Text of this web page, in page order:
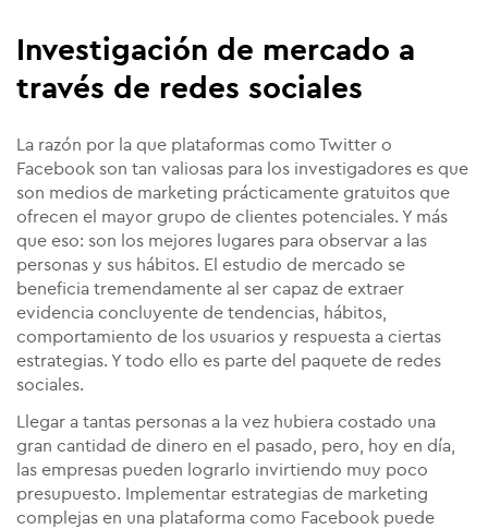
Investigación de mercado a
través de redes sociales
La razón por la que plataformas como Twitter o
Facebook son tan valiosas para los investigadores es que
son medios de marketing prácticamente gratuitos que
ofrecen el mayor grupo de clientes potenciales. Y más
que eso: son los mejores lugares para observar a las
personas y sus hábitos. El estudio de mercado se
beneficia tremendamente al ser capaz de extraer
evidencia concluyente de tendencias, hábitos,
comportamiento de los usuarios y respuesta a ciertas
estrategias. Y todo ello es parte del paquete de redes
sociales.
Llegar a tantas personas a la vez hubiera costado una
gran cantidad de dinero en el pasado, pero, hoy en día,
las empresas pueden lograrlo invirtiendo muy poco
presupuesto. Implementar estrategias de marketing
complejas en una plataforma como Facebook puede